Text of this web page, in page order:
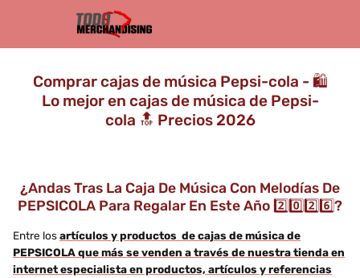
Comprar cajas de música Pepsi-cola - 🛍️
Lo mejor en cajas de música de Pepsi-
cola 🔝 Precios 2026
¿Andas Tras La Caja De Música Con Melodías De
PEPSICOLA Para Regalar En Este Año 2️⃣0️⃣2️⃣6️⃣?
Entre losartículos y productos de cajas de música de
PEPSICOLA que más se venden a través de nuestra tienda en
internet especialista en productos, artículos y referencias